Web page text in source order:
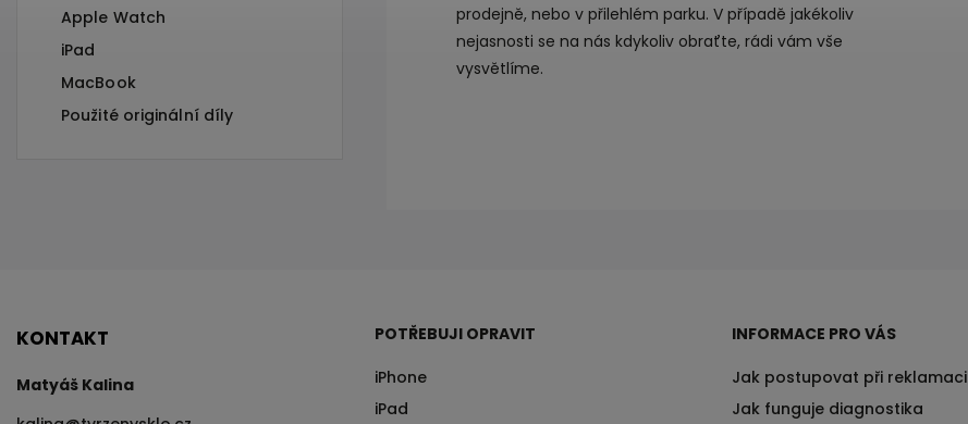
Apple Watch
iPad
MacBook
Použité originální díly
prodejně, nebo v přilehlém parku. V případě jakékoliv
nejasnosti se na nás kdykoliv obraťte, rádi vám vše
vysvětlíme.
KONTAKT
Matyáš Kalina
POTŘEBUJI OPRAVIT
iPhone
iPad
INFORMACE PRO VÁS
Jak postupovat při reklamaci
Jak funguje diagnostika